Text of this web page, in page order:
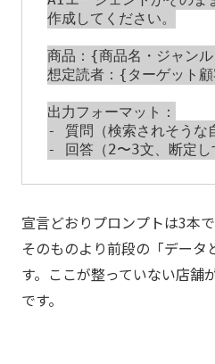
作成してください。
商品：{商品名・ジャン
想定読者：{ターゲット
出力フォーマット：
- 質問（検索されそうな
宣言どおりプロンプトは3本
そのものより前段の「データ
す。ここが整っていない店舗
です。